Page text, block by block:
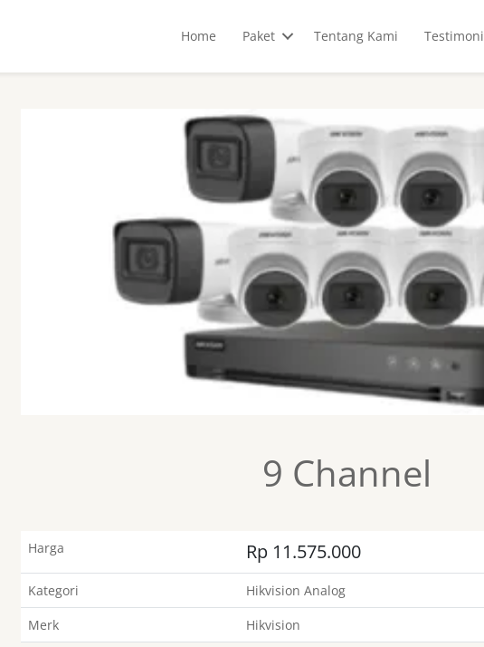
Home Paket Tentang Kami Testimoni
9 Channel
Harga Rp 11.575.000
Kategori
Hikvision Analog
Merk
Hikvision